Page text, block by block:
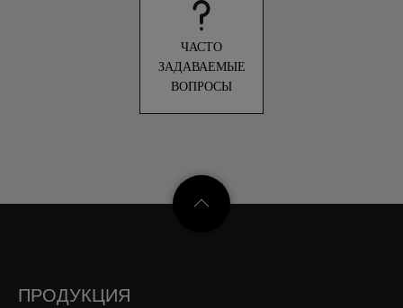
ЧАСТО
ЗАДАВАЕМЫЕ
ВОПРОСЫ
ПРОДУКЦИЯ